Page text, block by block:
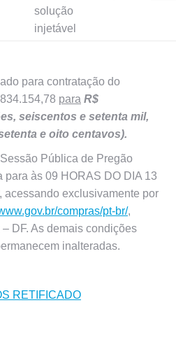
solução
injetável
para contratação do
para R$
seiscentos e setenta mil,
e oito centavos).
Pública de Pregão
para às 09 HORAS DO DIA 13
acessando exclusivamente por
compras/pt-br/,
DF. As demais condições
inalteradas.
RETIFICADO